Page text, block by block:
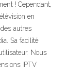
! Cependant,
en
autres
Sa facilité
Nous
IPTV